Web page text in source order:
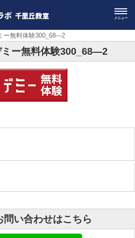
メニュー
無料体験300_68---2
ー無料体験300_68—2
い合わせはこちら